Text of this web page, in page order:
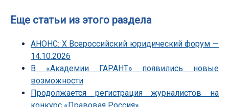
Еще статьи из этого раздела
АНОНС: Х Всероссийский юридический форум —
14.10.2026
В «Академии ГАРАНТ» появились новые
возможности
Продолжается регистрация журналистов на